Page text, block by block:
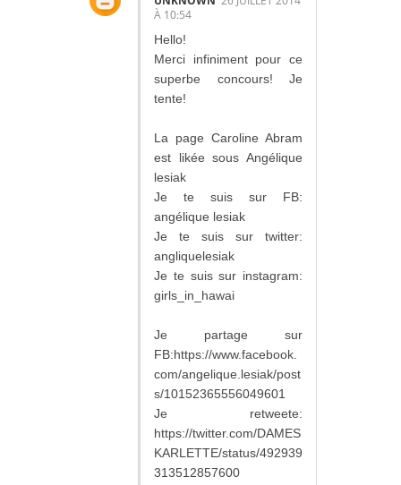
À 10:54
Hello!
Merci infiniment pour ce
superbe concours! Je
tente!
La page Caroline Abram
est likée sous Angélique
lesiak
Je te suis sur FB:
angélique lesiak
Je te suis sur twitter:
angliquelesiak
Je te suis sur instagram:
girls_in_hawai
Je partage sur
FB:https://www.facebook.
com/angelique.lesiak/post
s/10152365556049601
Je retweete:
https://twitter.com/DAMES
KARLETTE/status/492939
313512857600